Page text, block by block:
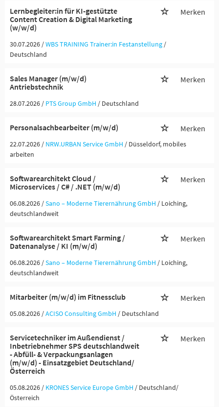
Lernbegleiter:in für KI-gestützte
Content Creation & Digital Marketing
(w/w/d)
Merken
30.07.2026 /WBS TRAINING Trainer:in Festanstellung /
Deutschland
Sales Manager (m/w/d)
Antriebstechnik
Merken
28.07.2026 / PTS Group GmbH / Deutschland
Personalsachbearbeiter (m/w/d) Merken
22.07.2026 / NRW.URBAN Service GmbH / Düsseldorf, mobiles
arbeiten
Softwarearchitekt Cloud /
Microservices / C# / .NET (m/w/d)
Merken
06.08.2026 /Sano – Moderne Tierernährung GmbH / Loiching,
deutschlandweit
Softwarearchitekt Smart Farming /
Datenanalyse / KI (m/w/d)
Merken
06.08.2026 /Sano – Moderne Tierernährung GmbH / Loiching,
deutschlandweit
Mitarbeiter (m/w/d) im Fitnessclub Merken
05.08.2026 /ACISO Consulting GmbH / Deutschland
Servicetechniker im Außendienst /
Inbetriebnehmer SPS deutschlandweit
- Abfüll- & Verpackungsanlagen
(m/w/d) - Einsatzgebiet Deutschland/
Österreich
Merken
05.08.2026 / KRONES Service Europe GmbH / Deutschland/
Österreich